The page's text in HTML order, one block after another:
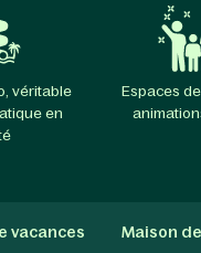
véritable
en
Espaces
vacances Maison